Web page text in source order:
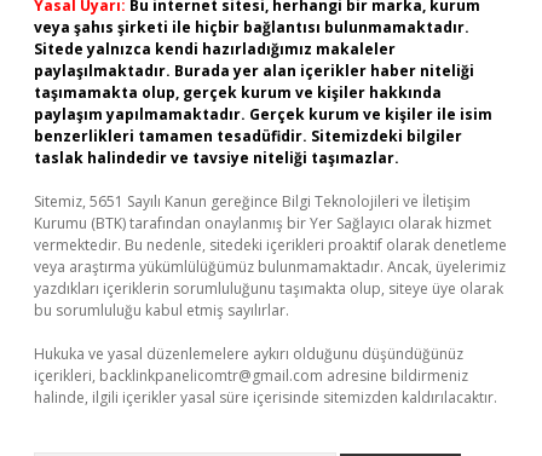
Yasal Uyarı: Bu internet sitesi, herhangi bir marka, kurum
veya şahıs şirketi ile hiçbir bağlantısı bulunmamaktadır.
Sitede yalnızca kendi hazırladığımız makaleler
paylaşılmaktadır. Burada yer alan içerikler haber niteliği
taşımamakta olup, gerçek kurum ve kişiler hakkında
paylaşım yapılmamaktadır. Gerçek kurum ve kişiler ile isim
benzerlikleri tamamen tesadüfidir. Sitemizdeki bilgiler
taslak halindedir ve tavsiye niteliği taşımazlar.
Sitemiz, 5651 Sayılı Kanun gereğince Bilgi Teknolojileri ve İletişim
Kurumu (BTK) tarafından onaylanmış bir Yer Sağlayıcı olarak hizmet
vermektedir. Bu nedenle, sitedeki içerikleri proaktif olarak denetleme
veya araştırma yükümlülüğümüz bulunmamaktadır. Ancak, üyelerimiz
yazdıkları içeriklerin sorumluluğunu taşımakta olup, siteye üye olarak
bu sorumluluğu kabul etmiş sayılırlar.
Hukuka ve yasal düzenlemelere aykırı olduğunu düşündüğünüz
içerikleri, backlinkpanelicomtr@gmail.com adresine bildirmeniz
halinde, ilgili içerikler yasal süre içerisinde sitemizden kaldırılacaktır.